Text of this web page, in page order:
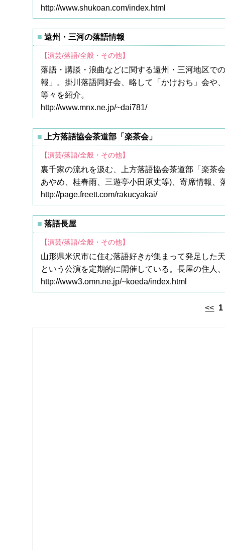
http://www.shukoan.com/index.html
遠州・三河の落語情報
【演芸/落語/全般・その他】
落語・講談・浪曲などに関する遠州・三河地区で
報」。掛川落語同好会、略して「かけおち」会や
等々を紹介。
http://www.mnx.ne.jp/~dai781/
上方落語協会茶道部「楽茶会」
【演芸/落語/全般・その他】
裏千家の流れを汲む、上方落語協会茶道部「楽茶
あやめ、桂春雨、三遊亭小田原丈等)、寄席情報、
http://page.freett.com/rakucyakai/
落語長屋
【演芸/落語/全般・その他】
山形県米沢市に住む落語好きが集まって発足した
という公演を定期的に開催している。長屋の住人
http://www3.omn.ne.jp/~koeda/index.html
<< 1